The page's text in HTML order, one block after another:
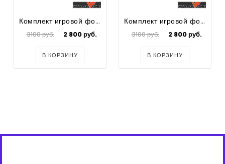
Комплект игровой формы для футбола Spike
3100 руб. 2 800 руб.
В КОРЗИНУ
Комплект игровой формы для футбола Spike
3100 руб. 2 800 руб.
В КОРЗИНУ